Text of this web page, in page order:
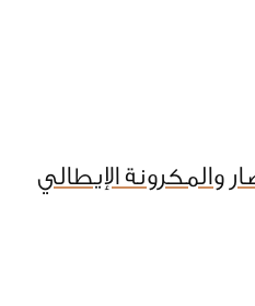
والمكرونة الإيطالي